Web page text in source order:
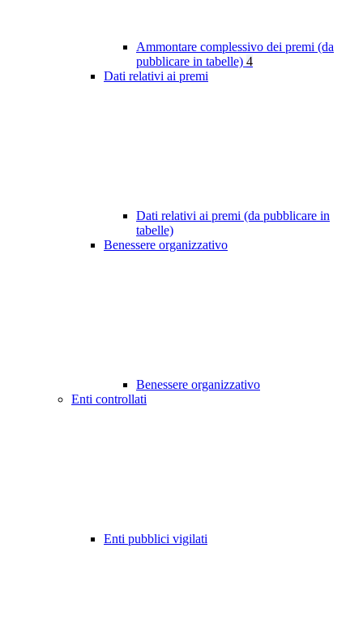
Ammontare complessivo dei premi (da
pubblicare in tabelle) 4
Dati relativi ai premi
Dati relativi ai premi (da pubblicare in
tabelle)
Benessere organizzativo
Benessere organizzativo
Enti controllati
Enti pubblici vigilati